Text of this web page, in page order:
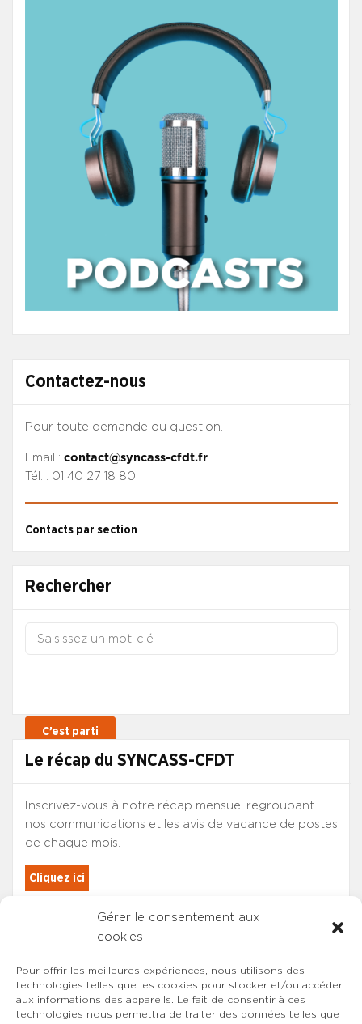
Gérer le consentement aux
cookies
Pour offrir les meilleures expériences, nous utilisons des
technologies telles que les cookies pour stocker et/ou accéder
aux informations des appareils. Le fait de consentir à ces
technologies nous permettra de traiter des données telles que
Contactez-nous
Pour toute demande ou question.
Email : contact@syncass-cfdt.fr
Tél. : 01 40 27 18 80
Contacts par section
Rechercher
Le récap du SYNCASS-CFDT
Inscrivez-vous à notre récap mensuel regroupant
nos communications et les avis de vacance de postes
de chaque mois.
Cliquez ici
Les adhérents du SYNCASS-CFDT
sont automatiquement inscrits.